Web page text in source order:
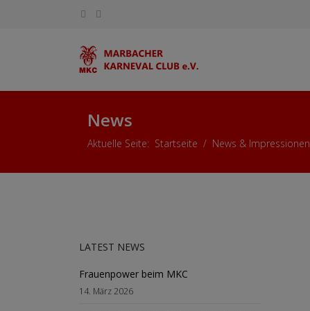
News
Aktuelle Seite: Startseite News & Impressionen
LATEST NEWS
Frauenpower beim MKC
14. März 2026